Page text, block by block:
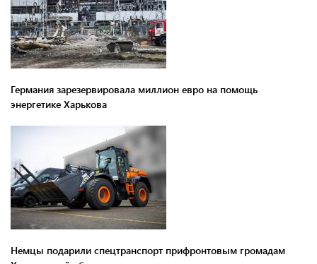
Германия зарезервировала миллион евро на помощь
энергетике Харькова
Немцы подарили спецтранспорт прифронтовым громадам